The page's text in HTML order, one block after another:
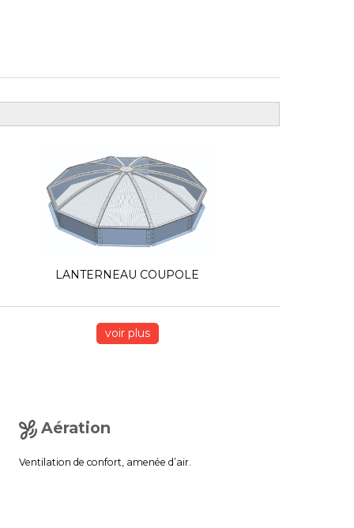
LANTERNEAU COUPOLE
voir plus
Aération
Ventilation de confort, amenée d’air.